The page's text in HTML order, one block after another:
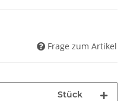
Frage zum Artikel
Stück